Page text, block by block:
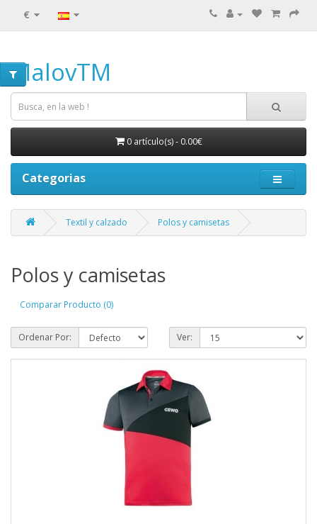
€
MalovTM
0 artículo(s) - 0.00€
Categorias
Textil y calzado Polos y camisetas
Polos y camisetas
Comparar Producto (0)
Ordenar Por: Ver: